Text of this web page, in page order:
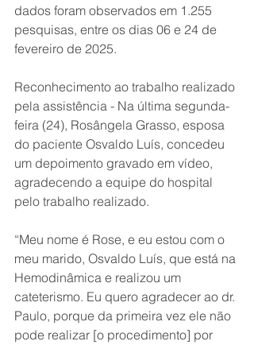
dados foram observados em 1.255
pesquisas, entre os dias 06 e 24 de
fevereiro de 2025.
Reconhecimento ao trabalho realizado
pela assistência - Na última segunda-
feira (24), Rosângela Grasso, esposa
do paciente Osvaldo Luís, concedeu
um depoimento gravado em vídeo,
agradecendo a equipe do hospital
pelo trabalho realizado.
“Meu nome é Rose, e eu estou com o
meu marido, Osvaldo Luís, que está na
Hemodinâmica e realizou um
cateterismo. Eu quero agradecer ao dr.
Paulo, porque da primeira vez ele não
pode realizar [o procedimento] por